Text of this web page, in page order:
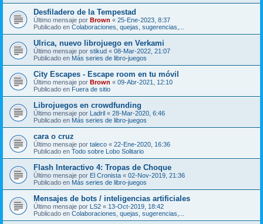
Desfiladero de la Tempestad
Último mensaje por Brown « 25-Ene-2023, 8:37
Publicado en Colaboraciones, quejas, sugerencias,...
Ulrica, nuevo librojuego en Verkami
Último mensaje por stikud « 08-Mar-2022, 21:07
Publicado en Más series de libro-juegos
City Escapes - Escape room en tu móvil
Último mensaje por Brown « 09-Abr-2021, 12:10
Publicado en Fuera de sitio
Librojuegos en crowdfunding
Último mensaje por Ladril « 28-Mar-2020, 6:46
Publicado en Más series de libro-juegos
cara o cruz
Último mensaje por taleco « 22-Ene-2020, 16:36
Publicado en Todo sobre Lobo Solitario
Flash Interactivo 4: Tropas de Choque
Último mensaje por El Cronista « 02-Nov-2019, 21:36
Publicado en Más series de libro-juegos
Mensajes de bots / inteligencias artificiales
Último mensaje por LS2 « 13-Oct-2019, 18:42
Publicado en Colaboraciones, quejas, sugerencias,...